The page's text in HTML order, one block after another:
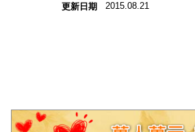
更新日期 2015.08.21